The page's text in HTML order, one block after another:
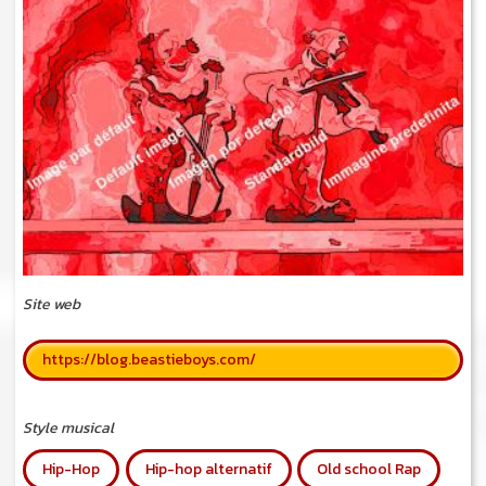
Site web
https://blog.beastieboys.com/
Style musical
Hip-Hop
Hip-hop alternatif Old school Rap